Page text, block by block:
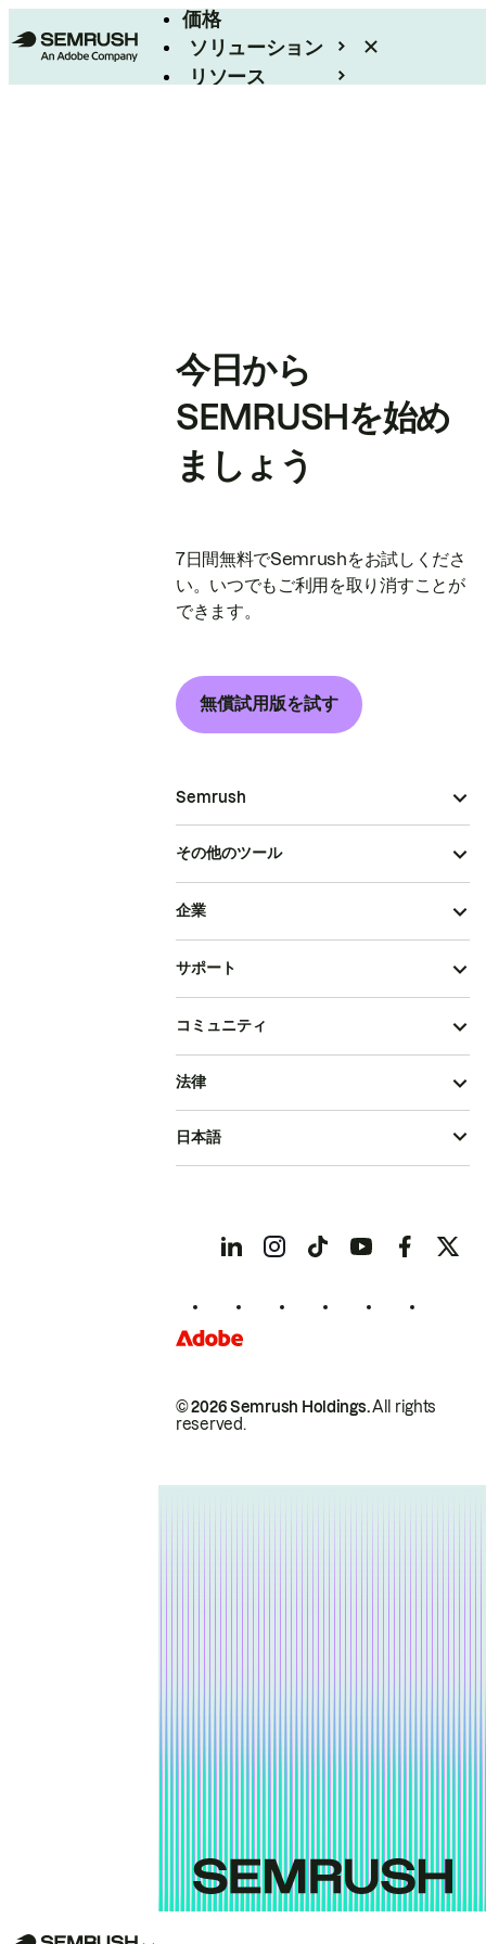
価格
ソリューション
リソース
今日から
SEMRUSHを始め
ましょう
7日間無料でSemrushをお試しくださ
い。いつでもご利用を取り消すことが
できます。
無償試用版を試す
Semrush
その他のツール
企業
サポート
コミュニティ
© 2026 Semrush Holdings.All rights
reserved.
法律
日本語